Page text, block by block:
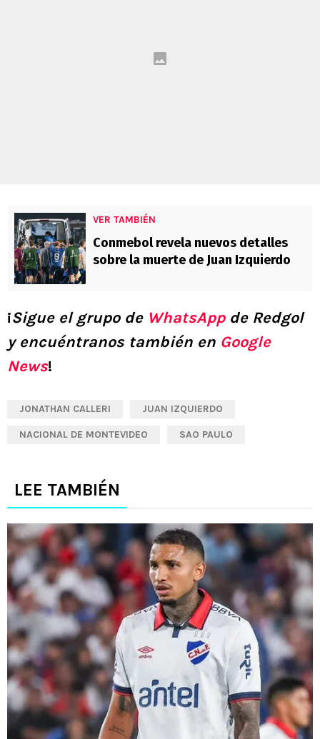
VER TAMBIÉN
Conmebol revela nuevos detalles
sobre la muerte de Juan Izquierdo
¡Sigue el grupo de WhatsAppde Redgol
y encuéntranos también en Google
News!
JONATHAN CALLERI JUAN IZQUIERDO
NACIONAL DE MONTEVIDEO SAO PAULO
LEE TAMBIÉN